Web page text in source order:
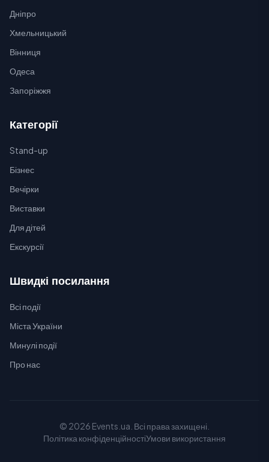
Дніпро
Хмельницький
Вінниця
Одеса
Запоріжжя
Категорії
Stand-up
Бізнес
Вечірки
Виставки
Для дітей
Екскурсії
Швидкі посилання
Всі події
Міста України
Минулі події
Про нас
© 2026 Events.ua. Всі права захищені.
Політика конфіденційностіУмови використання